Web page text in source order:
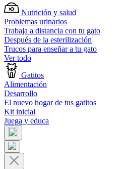
Nutrición y salud
Problemas urinarios
Trabaja a distancia con tu gato
Después de la esterilización
Trucos para enseñar a tu gato
Ver todo
Gatitos
Alimentación
Desarrollo
El nuevo hogar de tus gatitos
Kit inicial
Juega y educa